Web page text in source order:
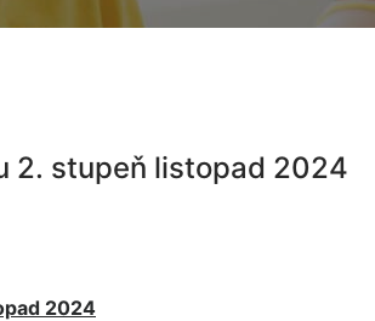
2. stupeň listopad 2024
2024